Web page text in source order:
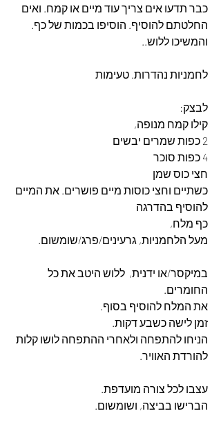
כבר תדעו אים צריך עוד מיים או קמח. ואים
החלטתם להוסיף. הוסיפו בכמות של כף.
והמשיכו ללוש..
לחמניות נהדרות. טעימות
לבצק:
קילו קמח מנופה,
2 כפות שמרים יבשים
4 כפות סוכר
חצי כוס שמן
כשתיים וחצי כוסות מיים פושרים. את המיים
להוסיף בהדרגה
כף מלח,
מעל הלחמניות, גרעינים/פרג/שומשום.
במיקסר/או ידנית,  ללוש היטב את כל
החומרים.
את המלח להוסיף בסוף.
זמן לישה כשבע דקות.
הניחו להתפחה ולאחרי ההתפחה לושו קלות
להורדת האוויר.
עצבו לכל צורה מועדפת.
הברישו בביצה, ושומשום.